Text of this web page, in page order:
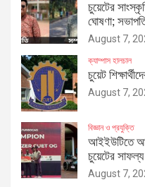
চুয়েটের
ঘোষণা;
August 7,
ক্যাম্পাস হালচাল
চুয়েট
August 7,
বিজ্ঞান ও প্রযুক্তি
আইইউটিতে
চুয়েটের সাফল্য
August 7,